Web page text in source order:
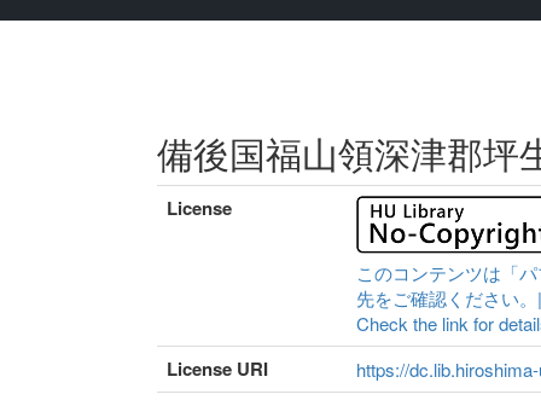
備後国福山領深津郡坪
License
このコンテンツは「
先をご確認ください
Check the link for
License URI https://